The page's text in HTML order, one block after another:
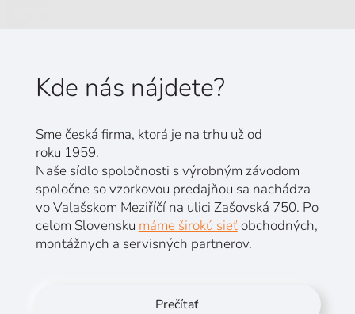
Kde nás nájdete?
Sme česká firma, ktorá je na trhu už od
roku 1959.
Naše sídlo spoločnosti s výrobným závodom
spoločne so vzorkovou predajňou sa nachádza
vo Valašskom Meziříčí na ulici Zašovská 750. Po
celom Slovensku máme širokú sieťobchodných,
montážnych a servisných partnerov.
Prečítať